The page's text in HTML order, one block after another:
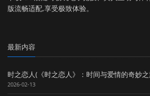
版流畅适配,享受极致体验。
最新内容
时之恋人(《时之恋人》：时间与爱情的奇妙
2026-02-13